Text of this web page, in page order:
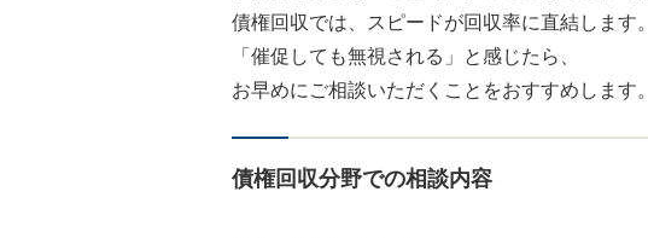
債権回収では、スピードが回収率に直結します。
「催促しても無視される」と感じたら、
お早めにご相談いただくことをおすすめします。
債権回収分野での相談内容